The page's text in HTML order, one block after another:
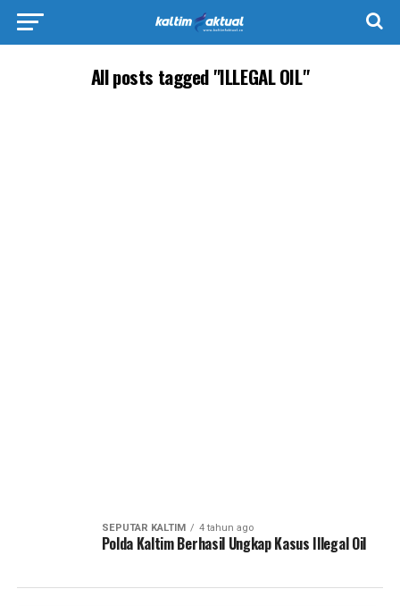
All posts tagged "ILLEGAL OIL"
SEPUTAR KALTIM 4 tahun ago
Polda Kaltim Berhasil Ungkap Kasus Illegal Oil